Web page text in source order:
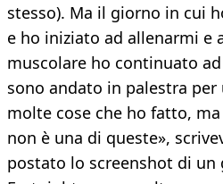
stesso). Ma il giorno in cui
e ho iniziato ad allenarmi e
muscolare ho continuato
sono andato in palestra
molte cose che ho fatto,
non è una di queste»,
postato lo screenshot di un